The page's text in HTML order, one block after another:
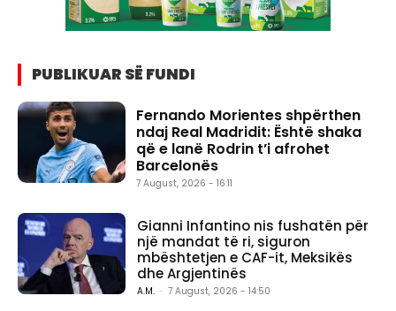
PUBLIKUAR SË FUNDI
Fernando Morientes shpërthen
ndaj Real Madridit: Është shaka
që e lanë Rodrin t’i afrohet
Barcelonës
7 August, 2026 - 16:11
Gianni Infantino nis fushatën për
një mandat të ri, siguron
mbështetjen e CAF-it, Meksikës
dhe Argjentinës
A.M. - 7 August, 2026 - 14:50